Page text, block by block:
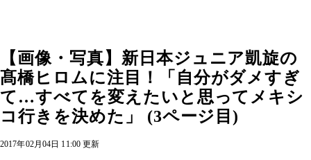
【画像・写真】新日本ジュニア凱旋の
髙橋ヒロムに注目！「自分がダメすぎ
て…すべてを変えたいと思ってメキシ
コ行きを決めた」 (3ページ目)
2017年02月04日 11:00 更新